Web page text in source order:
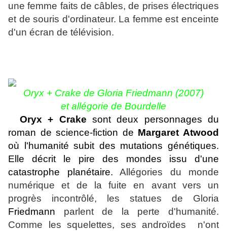
une femme faits de câbles, de prises électriques
et de souris d'ordinateur. La femme est enceinte
d'un écran de télévision.
Oryx + Crake de Gloria Friedmann (2007)
et allégorie de Bourdelle
Oryx + Crake sont deux personnages du
roman de science-fiction de Margaret Atwood
où l'humanité subit des mutations génétiques.
Elle décrit le pire des mondes issu d'une
catastrophe planétaire. Allégories du monde
numérique et de la fuite en avant vers un
progrès incontrôlé, les statues de Gloria
Friedmann parlent de la perte d'humanité.
Comme les squelettes, ses androïdes n'ont